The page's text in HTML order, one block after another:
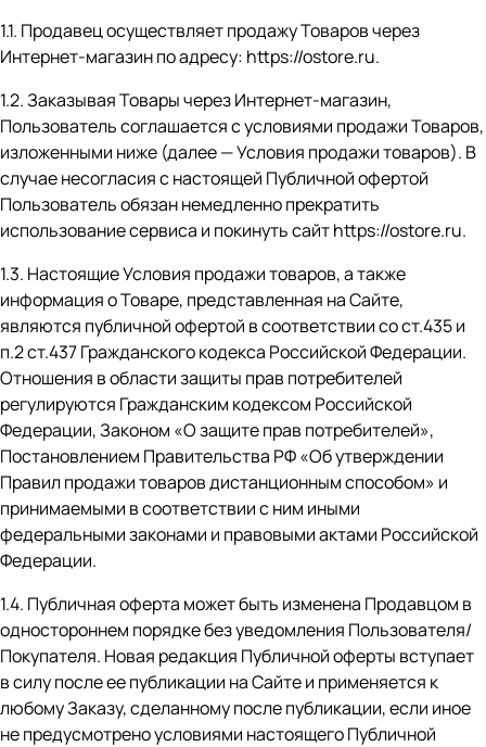
1.1. Продавец осуществляет продажу Товаров через
Интернет-магазин по адресу: https://ostore.ru.
1.2. Заказывая Товары через Интернет-магазин,
Пользователь соглашается с условиями продажи Товаров,
изложенными ниже (далее — Условия продажи товаров). В
случае несогласия с настоящей Публичной офертой
Пользователь обязан немедленно прекратить
использование сервиса и покинуть сайтhttps://ostore.ru.
1.3. Настоящие Условия продажи товаров, а также
информация о Товаре, представленная на Сайте,
являются публичной офертой в соответствии со ст.435 и
п.2 ст.437 Гражданского кодекса Российской Федерации.
Отношения в области защиты прав потребителей
регулируются Гражданским кодексом Российской
Федерации, Законом «О защите прав потребителей»,
Постановлением Правительства РФ «Об утверждении
Правил продажи товаров дистанционным способом» и
принимаемыми в соответствии с ним иными
федеральными законами и правовыми актами Российской
Федерации.
1.4. Публичная оферта может быть изменена Продавцом в
одностороннем порядке без уведомления Пользователя/
Покупателя. Новая редакция Публичной оферты вступает
в силу после ее публикации на Сайте и применяется к
любому Заказу, сделанному после публикации, если иное
не предусмотрено условиями настоящего Публичной